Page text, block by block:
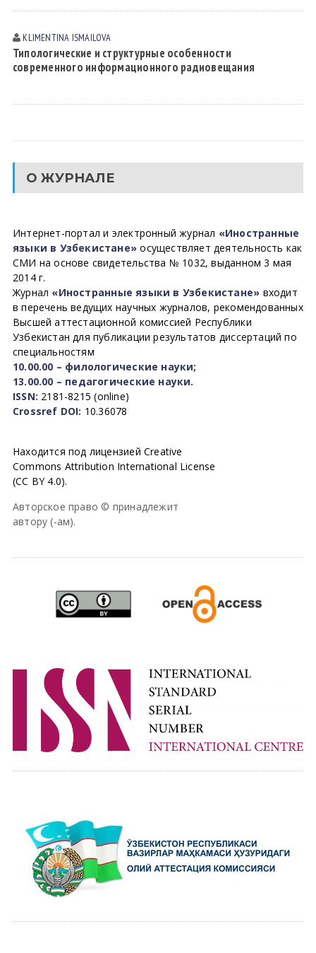
KLIMENTINA ISMАILOVА
Типологические и структурные особенности
современного информационного радиовещания
О ЖУРНАЛЕ
Интернет-портал и электронный журнал «Иностранные
языки в Узбекистане» осуществляет деятельность как
СМИ на основе свидетельства № 1032, выданном 3 мая
2014 г.
Журнал «Иностранные языки в Узбекистане» входит
в перечень ведущих научных журналов, рекомендованных
Высшей аттестационной комиссией Республики
Узбекистан для публикации результатов диссертаций по
специальностям
10.00.00 – филологические науки;
13.00.00 – педагогические науки.
ISSN: 2181-8215 (online)
Crossref DOI: 10.36078
Находится под лицензией Creative
Commons Attribution International License
(CC BY 4.0).
Авторское право © принадлежит
автору (-ам).